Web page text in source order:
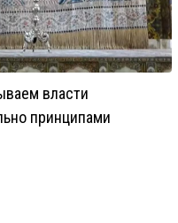
власти
принципами